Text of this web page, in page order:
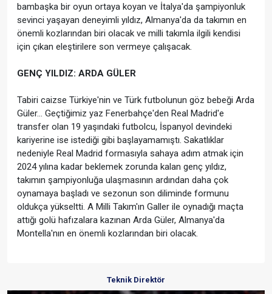
bambaşka bir oyun ortaya koyan ve İtalya'da şampiyonluk
sevinci yaşayan deneyimli yıldız, Almanya'da da takımın en
önemli kozlarından biri olacak ve milli takımla ilgili kendisi
için çıkan eleştirilere son vermeye çalışacak.
GENÇ YILDIZ: ARDA GÜLER
Tabiri caizse Türkiye'nin ve Türk futbolunun göz bebeği Arda
Güler... Geçtiğimiz yaz Fenerbahçe'den Real Madrid'e
transfer olan 19 yaşındaki futbolcu, İspanyol devindeki
kariyerine ise istediği gibi başlayamamıştı. Sakatlıklar
nedeniyle Real Madrid formasıyla sahaya adım atmak için
2024 yılına kadar beklemek zorunda kalan genç yıldız,
takımın şampiyonluğa ulaşmasının ardından daha çok
oynamaya başladı ve sezonun son diliminde formunu
oldukça yükseltti. A Milli Takım'ın Galler ile oynadığı maçta
attığı golü hafızalara kazınan Arda Güler, Almanya'da
Montella'nın en önemli kozlarından biri olacak.
Teknik Direktör